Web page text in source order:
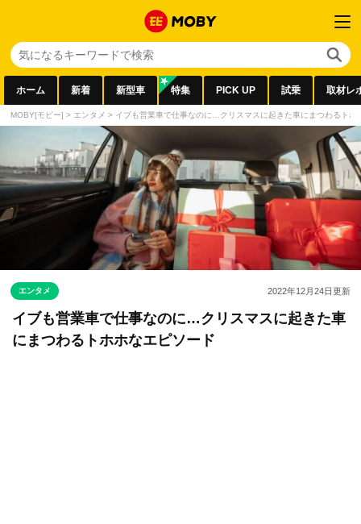
ホーム 新着 新型車 特集 PICK UP 試乗 取材レ
MOBY[モビー] > エンタメ > イブも営業車で仕事なのに…クリスマスに起きた車にまつわるトホ
エンタメ 2022年12月24日更新
イブも営業車で仕事なのに…クリスマスに起きた車
にまつわるトホホなエピソード